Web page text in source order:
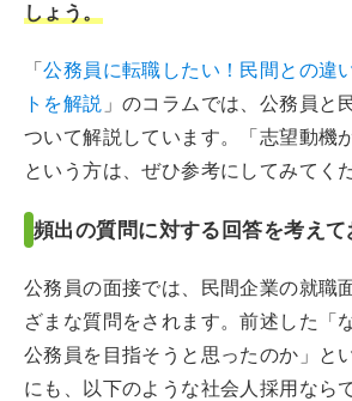
しょう。
「公務員に転職したい！民間との違
トを解説 」のコラムでは、公務員と
ついて解説しています。「志望動機
という方は、ぜひ参考にしてみてく
頻出の質問に対する回答を考えて
公務員の面接では、民間企業の就職
ざまな質問をされます。前述した「
公務員を目指そうと思ったのか」と
にも、以下のような社会人採用なら